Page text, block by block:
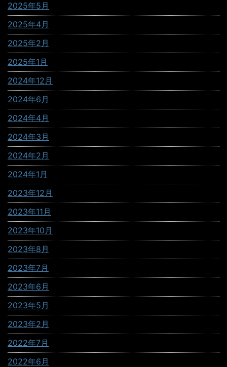
2025年5月
2025年4月
2025年2月
2025年1月
2024年12月
2024年6月
2024年4月
2024年3月
2024年2月
2024年1月
2023年12月
2023年11月
2023年10月
2023年8月
2023年7月
2023年6月
2023年5月
2023年2月
2022年7月
2022年6月